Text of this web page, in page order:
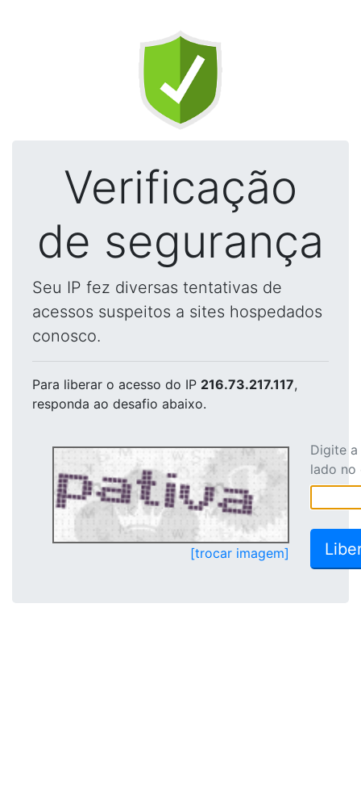
Verificação
de segurança
Seu IP fez diversas tentativas de
acessos suspeitos a sites hospedados
conosco.
Para liberar o acesso do IP 216.73.217.117,
responda ao desafio abaixo.
[trocar imagem]
Digite
lado no